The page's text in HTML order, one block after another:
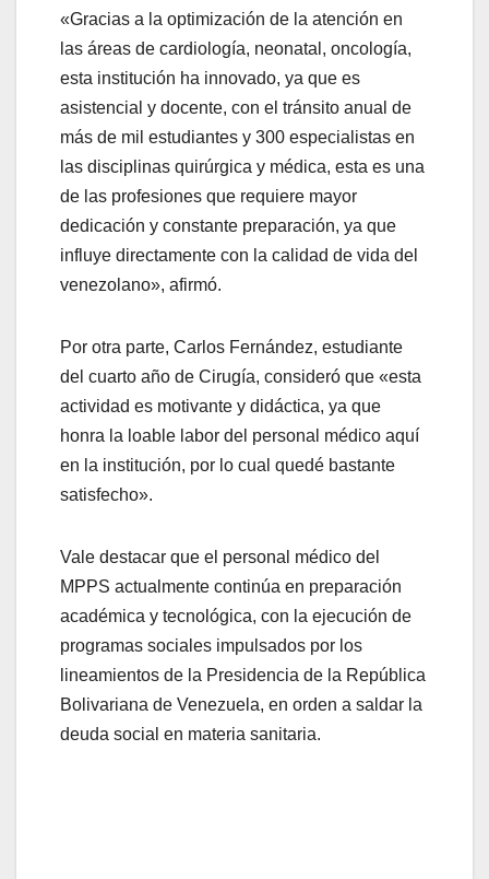
«Gracias a la optimización de la atención en
las áreas de cardiología, neonatal, oncología,
esta institución ha innovado, ya que es
asistencial y docente, con el tránsito anual de
más de mil estudiantes y 300 especialistas en
las disciplinas quirúrgica y médica, esta es una
de las profesiones que requiere mayor
dedicación y constante preparación, ya que
influye directamente con la calidad de vida del
venezolano», afirmó.
Por otra parte, Carlos Fernández, estudiante
del cuarto año de Cirugía, consideró que «esta
actividad es motivante y didáctica, ya que
honra la loable labor del personal médico aquí
en la institución, por lo cual quedé bastante
satisfecho».
Vale destacar que el personal médico del
MPPS actualmente continúa en preparación
académica y tecnológica, con la ejecución de
programas sociales impulsados por los
lineamientos de la Presidencia de la República
Bolivariana de Venezuela, en orden a saldar la
deuda social en materia sanitaria.